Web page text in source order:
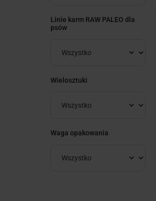
Linie karm RAW PALEO dla
psów
Wielosztuki
Waga opakowania